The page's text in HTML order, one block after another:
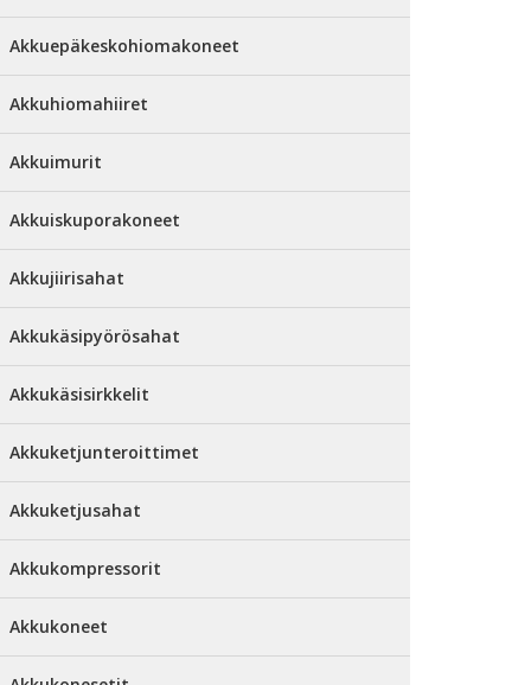
Akkuepäkeskohiomakoneet
Akkuhiomahiiret
Akkuimurit
Akkuiskuporakoneet
Akkujiirisahat
Akkukäsipyörösahat
Akkukäsisirkkelit
Akkuketjunteroittimet
Akkuketjusahat
Akkukompressorit
Akkukoneet